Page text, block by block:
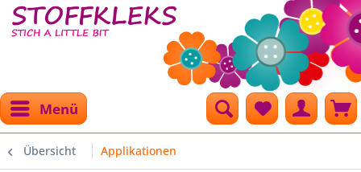
Menü
Übersicht Applikationen